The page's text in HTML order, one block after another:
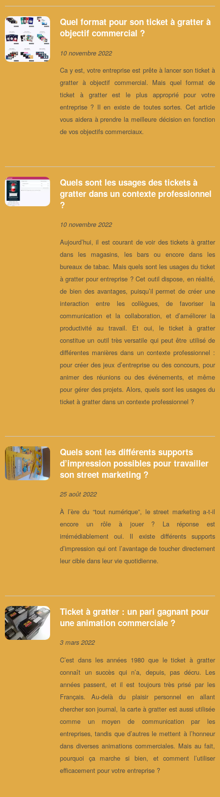
Quel format pour son ticket à gratter à
objectif commercial ?
10 novembre 2022
Ca y est, votre entreprise est prête à lancer son ticket à
gratter à objectif commercial. Mais quel format de
ticket à gratter est le plus approprié pour votre
entreprise ? Il en existe de toutes sortes. Cet article
vous aidera à prendre la meilleure décision en fonction
de vos objectifs commerciaux.
Quels sont les usages des tickets à
gratter dans un contexte professionnel
?
10 novembre 2022
Aujourd’hui, il est courant de voir des tickets à gratter
dans les magasins, les bars ou encore dans les
bureaux de tabac. Mais quels sont les usages du ticket
à gratter pour entreprise ? Cet outil dispose, en réalité,
de bien des avantages, puisqu’il permet de créer une
interaction entre les collègues, de favoriser la
communication et la collaboration, et d’améliorer la
productivité au travail. Et oui, le ticket à gratter
constitue un outil très versatile qui peut être utilisé de
différentes manières dans un contexte professionnel :
pour créer des jeux d’entreprise ou des concours, pour
animer des réunions ou des événements, et même
pour gérer des projets. Alors, quels sont les usages du
ticket à gratter dans un contexte professionnel ?
Quels sont les différents supports
d’impression possibles pour travailler
son street marketing ?
25 août 2022
À l’ère du “tout numérique”, le street marketing a-t-il
encore un rôle à jouer ? La réponse est
irrémédiablement oui. Il existe différents supports
d’impression qui ont l’avantage de toucher directement
leur cible dans leur vie quotidienne.
Ticket à gratter : un pari gagnant pour
une animation commerciale ?
3 mars 2022
C’est dans les années 1980 que le ticket à gratter
connaît un succès qui n’a, depuis, pas décru. Les
années passent, et il est toujours très prisé par les
Français. Au-delà du plaisir personnel en allant
chercher son journal, la carte à gratter est aussi utilisée
comme un moyen de communication par les
entreprises, tandis que d’autres le mettent à l’honneur
dans diverses animations commerciales. Mais au fait,
pourquoi ça marche si bien, et comment l’utiliser
efficacement pour votre entreprise ?